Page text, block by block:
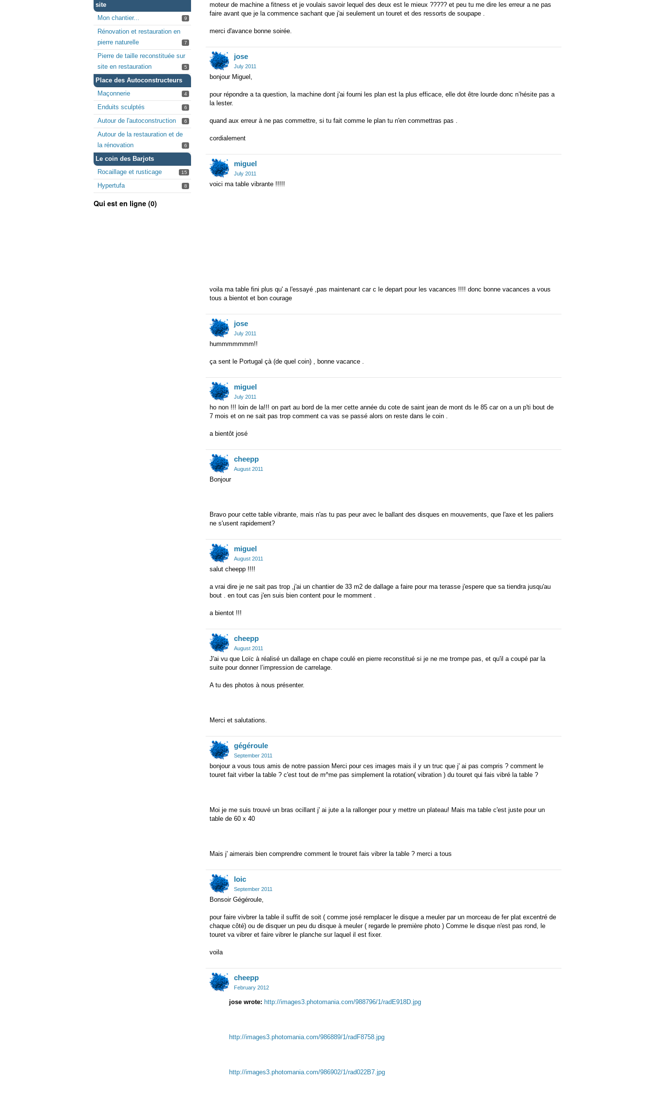
site
Mon chantier...
9
Rénovation et restauration en
pierre naturelle
7
Pierre de taille reconstituée sur
site en restauration
5
Place des Autoconstructeurs
Maçonnerie
4
Enduits sculptés 6
Autour de l'autoconstruction 6
Autour de la restauration et de
la rénovation
6
Le coin des Barjots
Rocaillage et rusticage
15
Hypertufa 8
Qui est en ligne (0)
moteur de machine a fitness et je voulais savoir lequel des deux est le mieux ????? et peu tu me dire les erreur a ne pas
faire avant que je la commence sachant que j'ai seulement un touret et des ressorts de soupape .
merci d'avance bonne soirée.
jose
July 2011
bonjour Miguel,
pour répondre a ta question, la machine dont j'ai fourni les plan est la plus efficace, elle dot être lourde donc n’hésite pas a
la lester.
quand aux erreur à ne pas commettre, si tu fait comme le plan tu n'en commettras pas .
cordialement
miguel
July 2011
voici ma table vibrante !!!!!
voila ma table fini plus qu' a l'essayé ,pas maintenant car c le depart pour les vacances !!!! donc bonne vacances a vous
tous a bientot et bon courage
jose
July 2011
hummmmmmm!!
ça sent le Portugal çà (de quel coin) , bonne vacance .
miguel
July 2011
ho non !!! loin de la!!! on part au bord de la mer cette année du cote de saint jean de mont ds le 85 car on a un p'ti bout de
7 mois et on ne sait pas trop comment ca vas se passé alors on reste dans le coin .
a bientôt josé
cheepp
August 2011
Bonjour
Bravo pour cette table vibrante, mais n'as tu pas peur avec le ballant des disques en mouvements, que l'axe et les paliers
ne s'usent rapidement?
miguel
August 2011
salut cheepp !!!!
a vrai dire je ne sait pas trop ,j'ai un chantier de 33 m2 de dallage a faire pour ma terasse j'espere que sa tiendra jusqu'au
bout . en tout cas j'en suis bien content pour le momment .
a bientot !!!
cheepp
August 2011
J'ai vu que Loïc à réalisé un dallage en chape coulé en pierre reconstitué si je ne me trompe pas, et qu'il a coupé par la
suite pour donner l’impression de carrelage.
A tu des photos à nous présenter.
Merci et salutations.
gégéroule
September 2011
bonjour a vous tous amis de notre passion Merci pour ces images mais il y un truc que j' ai pas compris ? comment le
touret fait virber la table ? c'est tout de m^me pas simplement la rotation( vibration ) du touret qui fais vibré la table ?
Moi je me suis trouvé un bras ocillant j' ai jute a la rallonger pour y mettre un plateau! Mais ma table c'est juste pour un
table de 60 x 40
Mais j' aimerais bien comprendre comment le trouret fais vibrer la table ? merci a tous
loic
September 2011
Bonsoir Gégéroule,
pour faire vivbrer la table il suffit de soit ( comme josé remplacer le disque a meuler par un morceau de fer plat excentré de
chaque côté) ou de disquer un peu du disque à meuler ( regarde le première photo ) Comme le disque n'est pas rond, le
touret va vibrer et faire vibrer le planche sur laquel il est fixer.
voila
cheepp
February 2012
jose wrote: http://images3.photomania.com/988796/1/radE918D.jpg
http://images3.photomania.com/986889/1/radF8758.jpg
http://images3.photomania.com/986902/1/rad022B7.jpg